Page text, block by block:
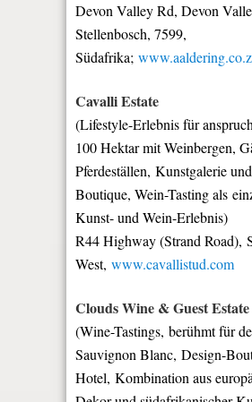
Devon Valley Rd, Devon
Stellenbosch, 7599,
Südafrika;
Cavalli Estate
(Lifestyle-Erlebnis für
100 Hektar mit Weinbergen,
Pferdeställen, Kunstgalerie
Boutique, Wein-Tasting als
Kunst- und Wein-Erlebnis)
R44 Highway (Strand Road),
West, www.cavallistud.com
Clouds Wine & Guest Estate
(Wine-Tastings, berühmt für
Sauvignon Blanc, Design-
Hotel, Kombination aus